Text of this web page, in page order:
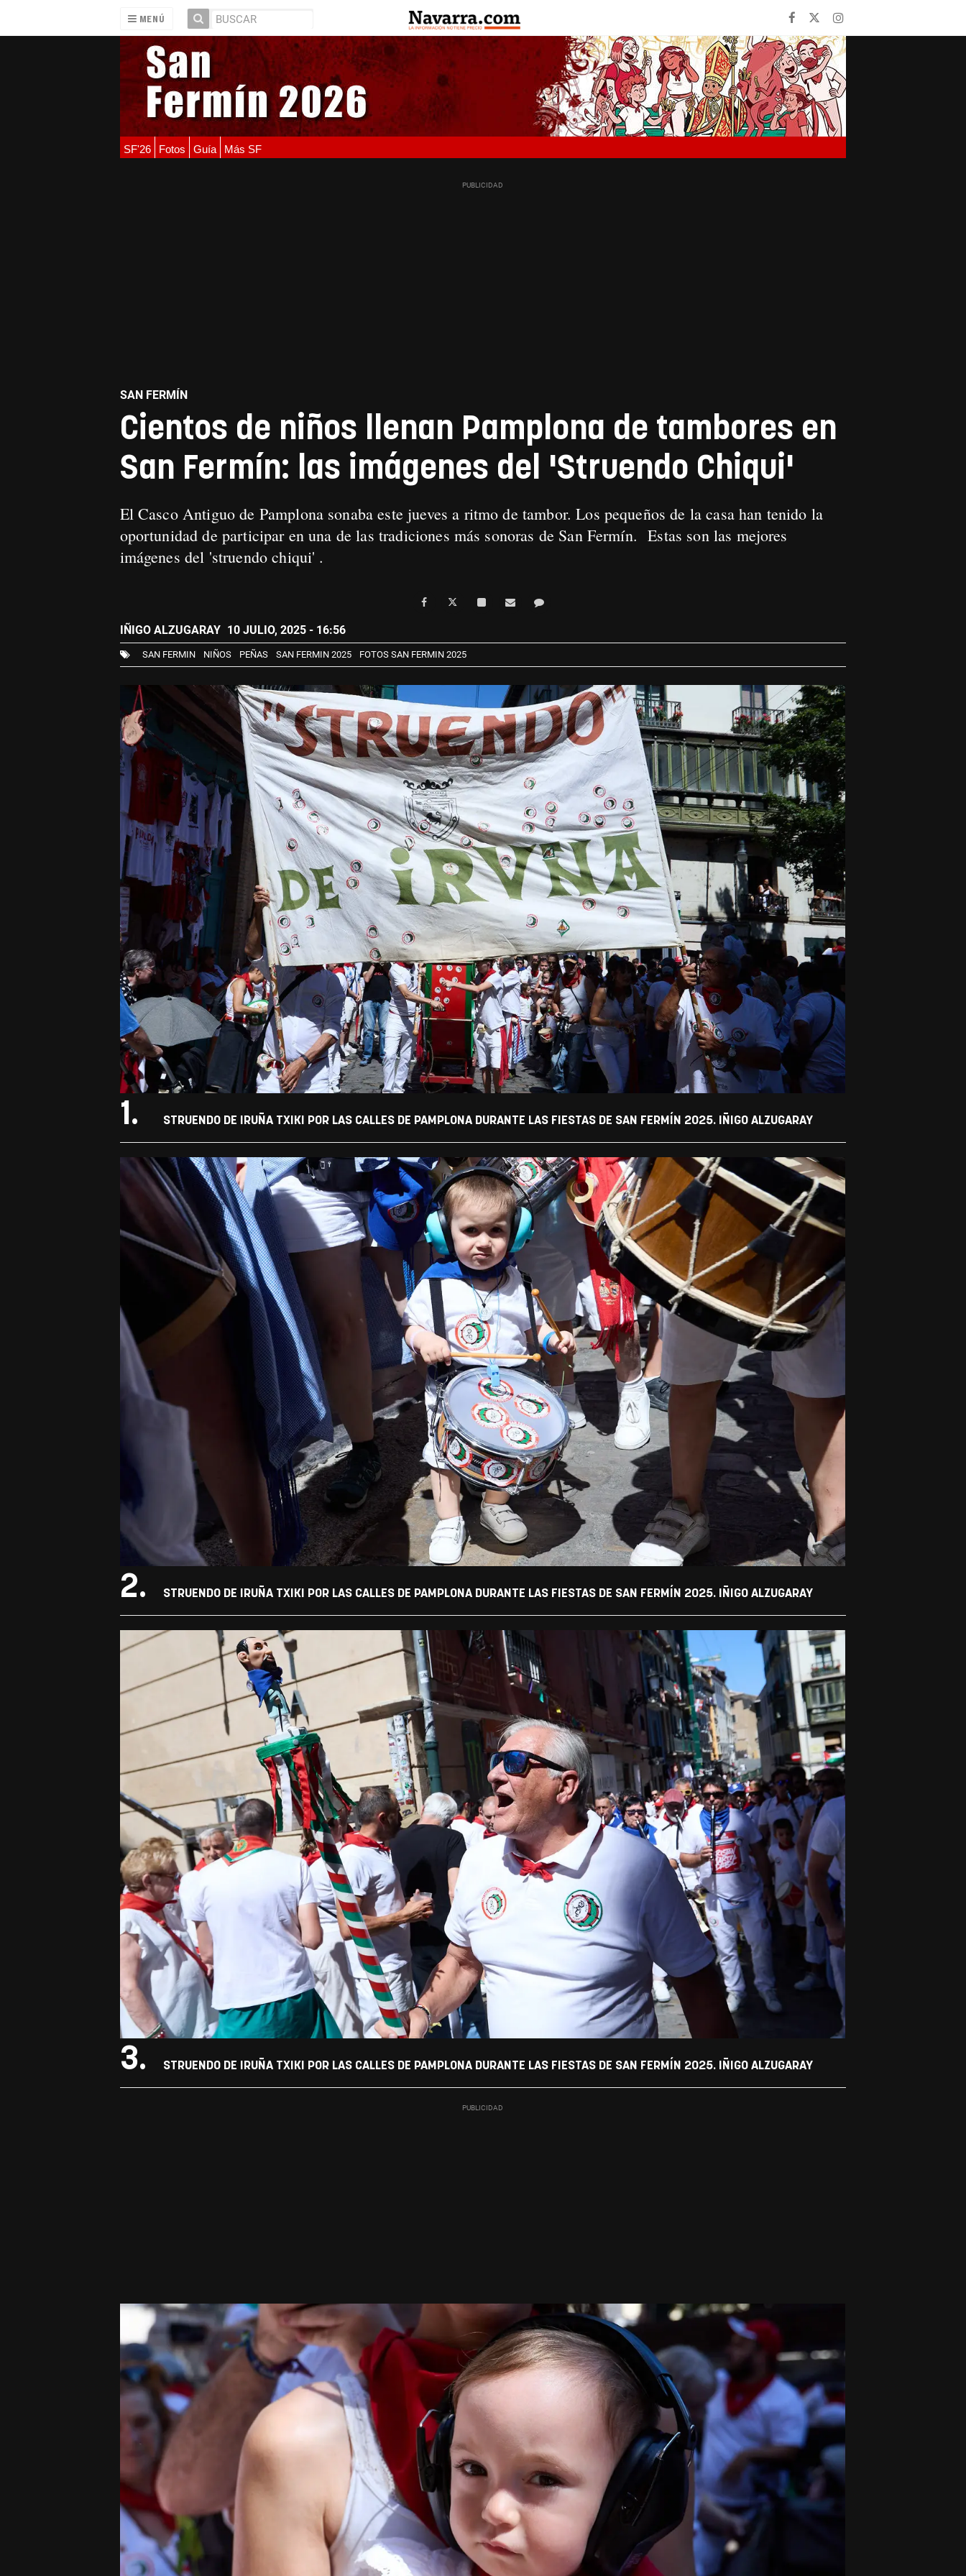
MENÚ
SF'26 Fotos Guía Más SF
SAN FERMÍN
Cientos de niños llenan Pamplona de tambores en
San Fermín: las imágenes del 'Struendo Chiqui'
El Casco Antiguo de Pamplona sonaba este jueves a ritmo de tambor. Los pequeños de la casa han tenido la
oportunidad de participar en una de las tradiciones más sonoras de San Fermín. Estas son las mejores
imágenes del 'struendo chiqui' .
IÑIGO ALZUGARAY 10 JULIO, 2025 - 16:56
SAN FERMIN NIÑOS PEÑAS SAN FERMIN 2025 FOTOS SAN FERMIN 2025
1. STRUENDO DE IRUÑA TXIKI POR LAS CALLES DE PAMPLONA DURANTE LAS FIESTAS DE SAN FERMÍN 2025. IÑIGO ALZUGARAY
2. STRUENDO DE IRUÑA TXIKI POR LAS CALLES DE PAMPLONA DURANTE LAS FIESTAS DE SAN FERMÍN 2025. IÑIGO ALZUGARAY
3. STRUENDO DE IRUÑA TXIKI POR LAS CALLES DE PAMPLONA DURANTE LAS FIESTAS DE SAN FERMÍN 2025. IÑIGO ALZUGARAY